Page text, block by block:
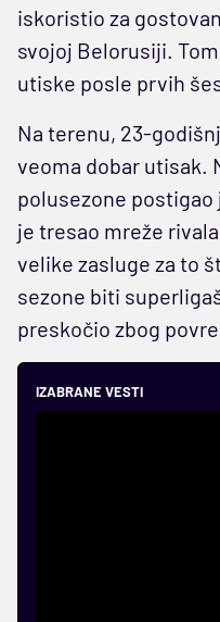
iskoristio za
svojoj Belorusiji.
utiske posle prvih
Na terenu, 23-
veoma dobar utisak.
polusezone postigao
je tresao mreže
velike zasluge za to
sezone biti
preskočio zbog
IZABRANE VESTI